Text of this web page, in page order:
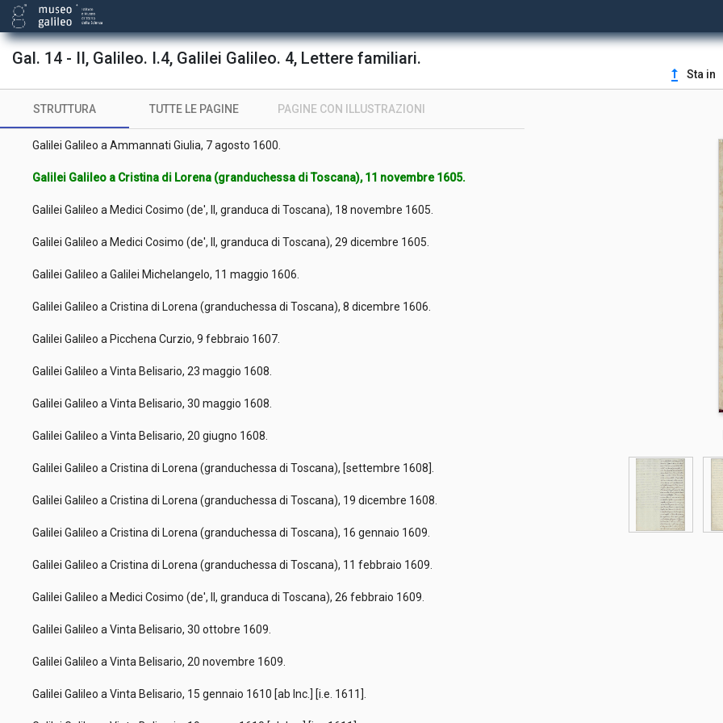
Gal. 14 - II, Galileo. I.4, Galilei Galileo. 4, Lettere familiari.
upgrade Sta in
STRUTTURA TUTTE LE PAGINE PAGINE CON ILLUSTRAZIONI
Galilei Galileo a Micanzio Fulgenzio, [9 febbraio 1636].
Galilei Galileo a Galilei Vincenzo, 15 novembre 1591.
Galilei Galileo a Ammannati Giulia, 7 agosto 1600.
Galilei Galileo a Cristina di Lorena (granduchessa di Toscana), 11 novembre 1605.
Galilei Galileo a Medici Cosimo (de', II, granduca di Toscana), 18 novembre 1605.
Galilei Galileo a Medici Cosimo (de', II, granduca di Toscana), 29 dicembre 1605.
Galilei Galileo a Galilei Michelangelo, 11 maggio 1606.
Galilei Galileo a Cristina di Lorena (granduchessa di Toscana), 8 dicembre 1606.
Galilei Galileo a Picchena Curzio, 9 febbraio 1607.
Galilei Galileo a Vinta Belisario, 23 maggio 1608.
Galilei Galileo a Vinta Belisario, 30 maggio 1608.
Galilei Galileo a Vinta Belisario, 20 giugno 1608.
Galilei Galileo a Cristina di Lorena (granduchessa di Toscana), [settembre 1608].
Galilei Galileo a Cristina di Lorena (granduchessa di Toscana), 19 dicembre 1608.
Galilei Galileo a Cristina di Lorena (granduchessa di Toscana), 16 gennaio 1609.
Galilei Galileo a Cristina di Lorena (granduchessa di Toscana), 11 febbraio 1609.
Galilei Galileo a Medici Cosimo (de', II, granduca di Toscana), 26 febbraio 1609.
Galilei Galileo a Vinta Belisario, 30 ottobre 1609.
Galilei Galileo a Vinta Belisario, 20 novembre 1609.
Galilei Galileo a Vinta Belisario, 15 gennaio 1610 [ab Inc.] [i.e. 1611].